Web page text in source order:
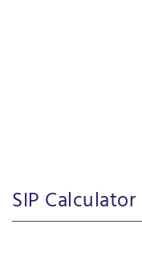
SIP Calculator